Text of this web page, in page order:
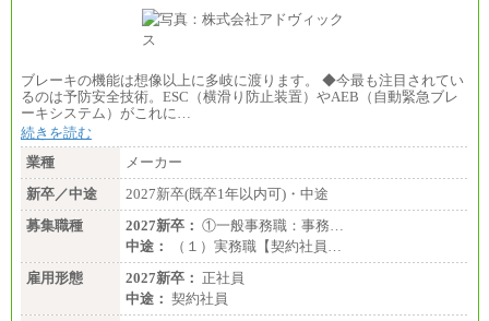
年収例：
・460万円/28歳・月給26万円
・520万円/32歳・月給29万円
（４）
月給：201,000円～
想定年収：360万円～680万円
年収例：
年収例は賞与含む、残業代・家族手当含まず
※キャリアや能力等を考慮の上、当社規定により確
定します
※残業手当：別途支給
※固定給に固定残業代含まず
※試用期間中も給与に変更なし
ブレーキの機能は想像以上に多岐に渡ります。 ◆今最も注目されてい
るのは予防安全技術。ESC（横滑り防止装置）やAEB（自動緊急ブレ
ーキシステム）がこれに…
続きを読む
業種
メーカー
新卒／中途
2027新卒(既卒1年以内可)・中途
募集職種
2027新卒： ①一般事務職：事務…
中途：
（１）実務職【契約社員…
雇用形態
2027新卒： 正社員
中途： 契約社員